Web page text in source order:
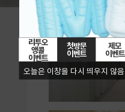
리투오
앵콜
이벤트
첫방문
이벤트
제모
이벤트
오늘은 이창을 다시 띄우지 않음